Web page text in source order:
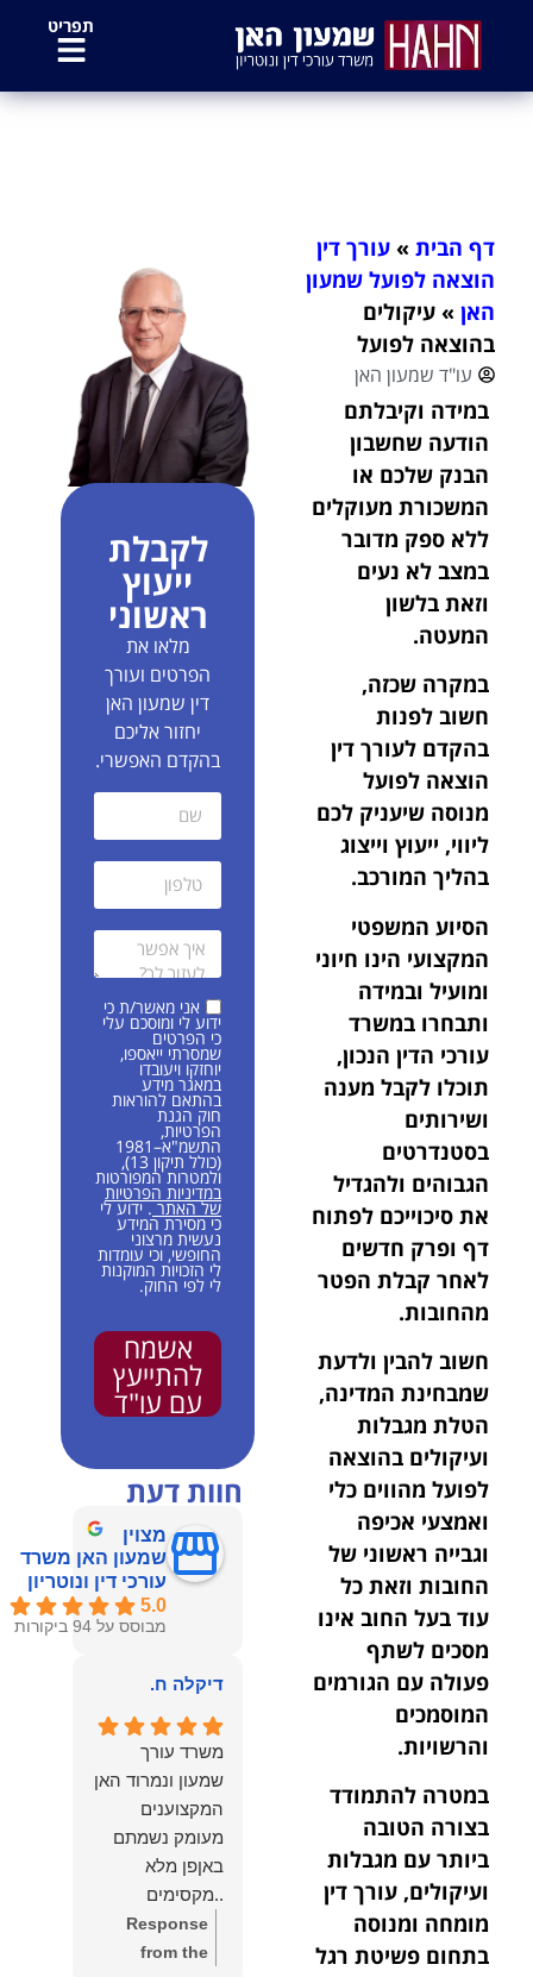
תפריט
דף הבית »עורך דין
הוצאה לפועל שמעון
האן »עיקולים
בהוצאה לפועל
עו"ד שמעון האן
במידה וקיבלתם
הודעה שחשבון
הבנק שלכם או
המשכורת מעוקלים
ללא ספק מדובר
במצב לא נעים
וזאת בלשון
המעטה.
במקרה שכזה,
חשוב לפנות
בהקדם לעורך דין
הוצאה לפועל
מנוסה שיעניק לכם
ליווי, ייעוץ וייצוג
בהליך המורכב.
הסיוע המשפטי
המקצועי הינו חיוני
ומועיל ובמידה
ותבחרו במשרד
עורכי הדין הנכון,
תוכלו לקבל מענה
ושירותים
בסטנדרטים
הגבוהים ולהגדיל
את סיכוייכם לפתוח
דף ופרק חדשים
לאחר קבלת הפטר
מהחובות.
חשוב להבין ולדעת
שמבחינת המדינה,
הטלת מגבלות
ועיקולים בהוצאה
לפועל מהווים כלי
ואמצעי אכיפה
וגבייה ראשוני של
החובות וזאת כל
עוד בעל החוב אינו
מסכים לשתף
פעולה עם הגורמים
המוסמכים
והרשויות.
במטרה להתמודד
בצורה הטובה
ביותר עם מגבלות
ועיקולים, עורך דין
מומחה ומנוסה
בתחום פשיטת רגל
לקבלת
ייעוץ
ראשוני
מלאו את
הפרטים ועורך
דין שמעון האן
יחזור אליכם
בהקדם האפשרי.
אני מאשר/ת כי
ידוע לי ומוסכם עלי
כי הפרטים
שמסרתי ייאספו,
יוחזקו ויעובדו
במאגר מידע
בהתאם להוראות
חוק הגנת
הפרטיות,
התשמ"א–1981
(כולל תיקון 13),
ולמטרות המפורטות
במדיניות הפרטיות
של האתר. ידוע לי
כי מסירת המידע
נעשית מרצוני
החופשי, וכי עומדות
לי הזכויות המוקנות
לי לפי החוק.
אשמח
להתייעץ
עם עו"ד
חוות דעת
מצוין
שמעון האן משרד
עורכי דין ונוטריון
5.0
מבוסס על 94 ביקורות
דיקלה ח.
משרד עורך
שמעון ונמרוד האן
המקצוענים
מעומק נשמתם
באןפן מלא
..מקסימים
ונעימים אוזן
קשבת, ונונתנים
Response
from the